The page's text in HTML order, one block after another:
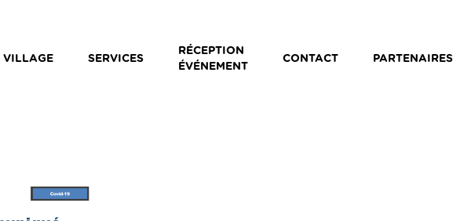
VILLAGE SERVICES
RÉCEPTION
ÉVÉNEMENT
CONTACT PARTENAIRES